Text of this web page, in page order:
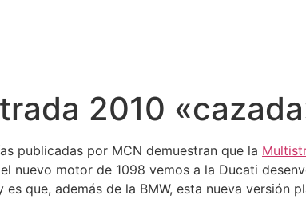
2010
publicadas por MCN demuestran que la
nuevo motor de 1098 vemos a la Ducati
es que, además de la BMW, esta nueva versión